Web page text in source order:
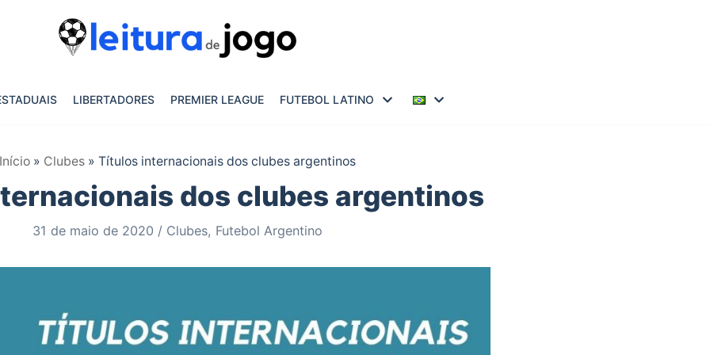
LIBERTADORES PREMIER LEAGUE FUTEBOL LATINO
Início » Clubes » Títulos internacionais dos clubes argentinos
dos clubes argentinos
31 de maio de 2020 Clubes, Futebol Argentino